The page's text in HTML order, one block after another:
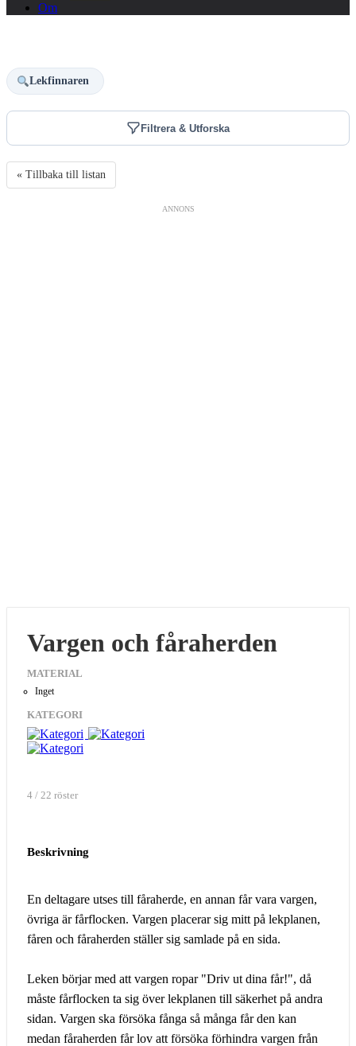
Om
Lekfinnaren
Filtrera & Utforska
« Tillbaka till listan
ANNONS
Vargen och fåraherden
MATERIAL
Inget
KATEGORI
4 / 22 röster
Beskrivning
En deltagare utses till fåraherde, en annan får vara vargen,
övriga är fårflocken. Vargen placerar sig mitt på lekplanen,
fåren och fåraherden ställer sig samlade på en sida.
Leken börjar med att vargen ropar "Driv ut dina får!", då
måste fårflocken ta sig över lekplanen till säkerhet på andra
sidan. Vargen ska försöka fånga så många får den kan
medan fåraherden får lov att försöka förhindra vargen från